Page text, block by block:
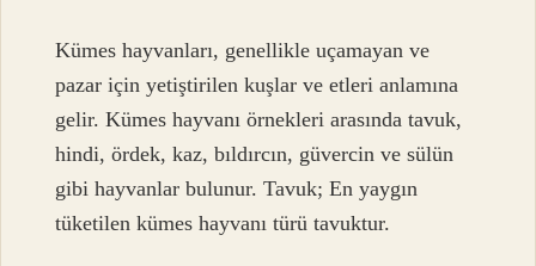
Kümes hayvanları, genellikle uçamayan ve
pazar için yetiştirilen kuşlar ve etleri anlamına
gelir. Kümes hayvanı örnekleri arasında tavuk,
hindi, ördek, kaz, bıldırcın, güvercin ve sülün
gibi hayvanlar bulunur. Tavuk; En yaygın
tüketilen kümes hayvanı türü tavuktur.